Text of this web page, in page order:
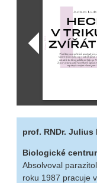
prof. RNDr. Julius
Biologické
Absolvoval
roku 1987 pracuje v